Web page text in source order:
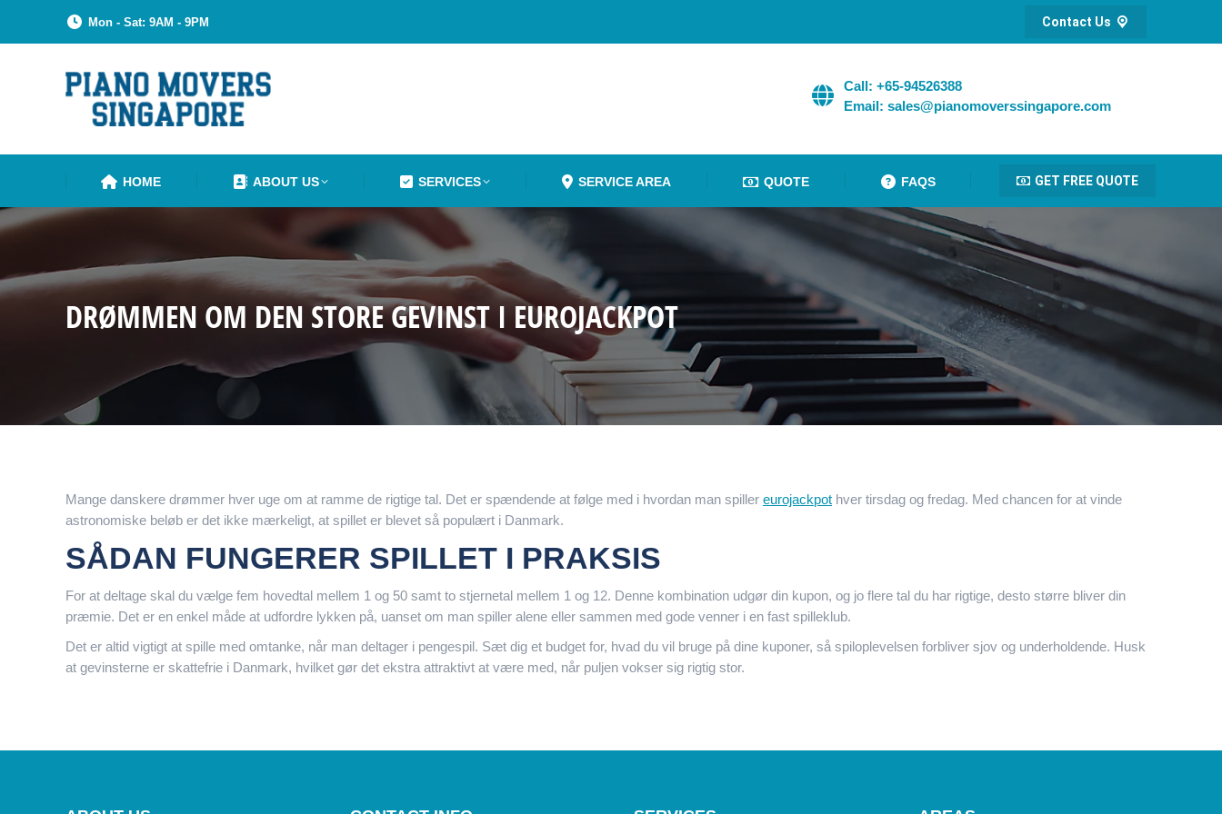
Mon - Sat: 9AM - 9PM Contact Us
Call: +65-94526388
Email: sales@pianomoverssingapore.com
HOME ABOUT US SERVICES SERVICE AREA QUOTE FAQS GET FREE QUOTE
DRØMMEN OM DEN STORE GEVINST I EUROJACKPOT
Mange danskere drømmer hver uge om at ramme de rigtige tal. Det er spændende at følge med i hvordan man spiller eurojackpot hver tirsdag og fredag. Med chancen for at vinde
astronomiske beløb er det ikke mærkeligt, at spillet er blevet så populært i Danmark.
SÅDAN FUNGERER SPILLET I PRAKSIS
For at deltage skal du vælge fem hovedtal mellem 1 og 50 samt to stjernetal mellem 1 og 12. Denne kombination udgør din kupon, og jo flere tal du har rigtige, desto større bliver din
præmie. Det er en enkel måde at udfordre lykken på, uanset om man spiller alene eller sammen med gode venner i en fast spilleklub.
Det er altid vigtigt at spille med omtanke, når man deltager i pengespil. Sæt dig et budget for, hvad du vil bruge på dine kuponer, så spiloplevelsen forbliver sjov og underholdende. Husk
at gevinsterne er skattefrie i Danmark, hvilket gør det ekstra attraktivt at være med, når puljen vokser sig rigtig stor.